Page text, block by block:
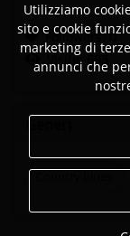
Followers:0
Visite:
693
Generi
Utilizziamo
sito e cookie
marketing di
annunci che